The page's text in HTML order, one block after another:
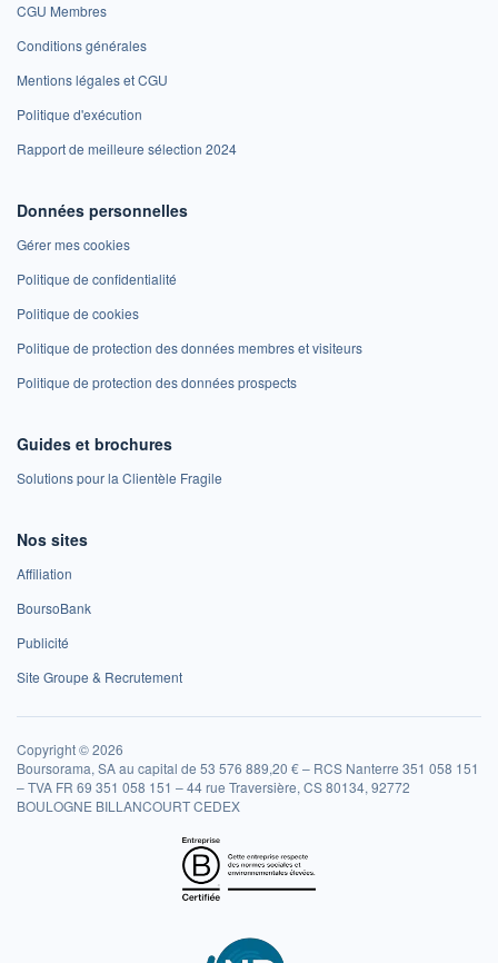
CGU Membres
Conditions générales
Mentions légales et CGU
Politique d'exécution
Rapport de meilleure sélection 2024
Données personnelles
Gérer mes cookies
Politique de confidentialité
Politique de cookies
Politique de protection des données membres et visiteurs
Politique de protection des données prospects
Guides et brochures
Solutions pour la Clientèle Fragile
Nos sites
Affiliation
BoursoBank
Publicité
Site Groupe & Recrutement
Copyright © 2026
Boursorama, SA au capital de 53 576 889,20 € – RCS Nanterre 351 058 151
– TVA FR 69 351 058 151 – 44 rue Traversière, CS 80134, 92772
BOULOGNE BILLANCOURT CEDEX